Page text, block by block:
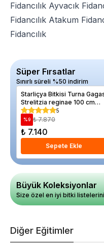
Fidancılık Ayvacık
Fidancılık Atakum
Fidancılık
Süper Fırsatlar
Sınırlı süreli %50 indirim
Starliçya Bitkisi Turna
Strelitzia reginae 100 cm
Saksıda
5
% 9 ₺ 7.870
₺ 7.140
Sepete Ekle
Büyük Koleksiyonlar
Size özel en iyi bitki
Diğer Eğitimler